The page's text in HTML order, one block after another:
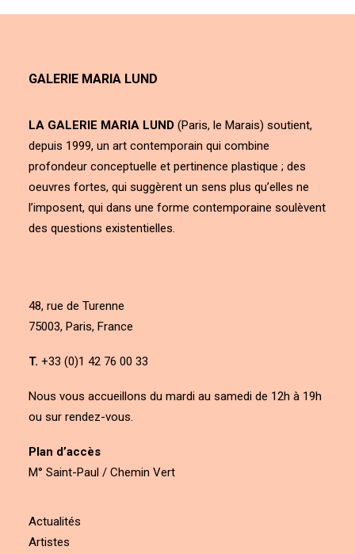
GALERIE MARIA LUND
LA GALERIE MARIA LUND (Paris, le Marais) soutient,
depuis 1999, un art contemporain qui combine
profondeur conceptuelle et pertinence plastique ; des
oeuvres fortes, qui suggèrent un sens plus qu’elles ne
l’imposent, qui dans une forme contemporaine soulèvent
des questions existentielles.
48, rue de Turenne
75003, Paris, France
T. +33 (0)1 42 76 00 33
Nous vous accueillons du mardi au samedi de 12h à 19h
ou sur rendez-vous.
Plan d’accès
M° Saint-Paul / Chemin Vert
Actualités
Artistes